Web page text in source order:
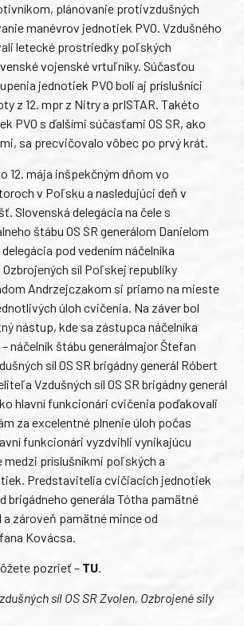
plánovanie protivzdušných
manévrov jednotiek PVO. Vzdušného
letecké prostriedky poľských
vojenské vrtuľníky. Súčasťou
jednotiek PVO boli aj príslušníci
z 12. mpr z Nitry a prISTAR. Takéto
PVO s ďalšími súčasťami OS SR, ako
sa precvičovalo vôbec po prvý krát.
12. mája inšpekčným dňom vo
v Poľsku a nasledujúci deň v
Slovenská delegácia na čele s
štábu OS SR generálom Danielom
pod vedením náčelníka
Ozbrojených síl Poľskej republiky
Andrzejczakom si priamo na mieste
úloh cvičenia. Na záver bol
nástup, kde sa zástupca náčelníka
náčelník štábu generálmajor Štefan
síl OS SR brigádny generál Róbert
Vzdušných síl OS SR brigádny generál
hlavní funkcionári cvičenia poďakovali
za excelentné plnenie úloh počas
funkcionári vyzdvihli vynikajúcu
medzi príslušníkmi poľských a
Predstavitelia cvičiacich jednotiek
brigádneho generála Tótha pamätné
a zároveň pamätné mince od
Kovácsa.
pozrieť – TU.
síl OS SR Zvolen, Ozbrojené sily